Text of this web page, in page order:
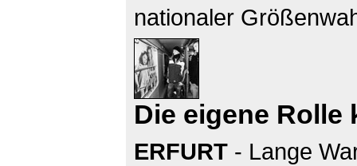
nationaler
Die eigene Rolle
ERFURT - Lange